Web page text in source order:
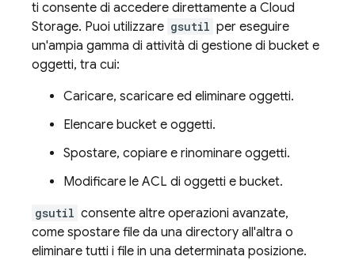
ti consente di accedere direttamente a Cloud
Storage. Puoi utilizzare gsutil per eseguire
un'ampia gamma di attività di gestione di bucket e
oggetti, tra cui:
Caricare, scaricare ed eliminare oggetti.
Elencare bucket e oggetti.
Spostare, copiare e rinominare oggetti.
Modificare le ACL di oggetti e bucket.
gsutil consente altre operazioni avanzate,
come spostare file da una directory all'altra o
eliminare tutti i file in una determinata posizione.